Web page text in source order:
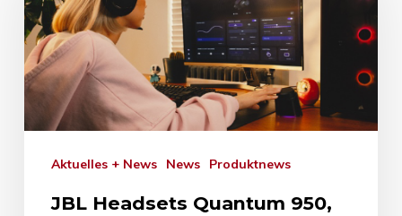
Aktuelles + News News Produktnews
JBL Headsets Quantum 950,